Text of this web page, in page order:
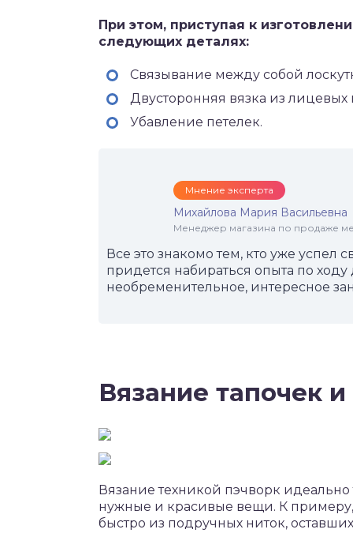
При этом, приступая к
следующих деталях:
Связывание между собой
Двусторонняя вязка из лицевых
Убавление петелек.
Мнение эксперта
Михайлова Мария Васильевна
Менеджер магазина по продаже
Все это знакомо тем, кто уже успел
придется набираться опыта по
необременительное, интересное
Вязание тапочек
Вязание техникой пэчворк идеально
нужные и красивые вещи. К примеру,
быстро из подручных ниток,